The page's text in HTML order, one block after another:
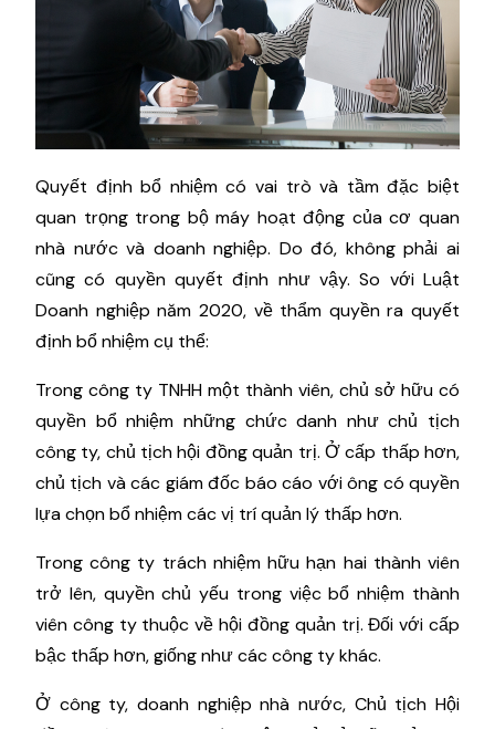
Quyết định bổ nhiệm có vai trò và tầm đặc biệt
quan trọng trong bộ máy hoạt động của cơ quan
nhà nước và doanh nghiệp. Do đó, không phải ai
cũng có quyền quyết định như vậy. So với Luật
Doanh nghiệp năm 2020, về thẩm quyền ra quyết
định bổ nhiệm cụ thể:
Trong công ty TNHH một thành viên, chủ sở hữu có
quyền bổ nhiệm những chức danh như chủ tịch
công ty, chủ tịch hội đồng quản trị. Ở cấp thấp hơn,
chủ tịch và các giám đốc báo cáo với ông có quyền
lựa chọn bổ nhiệm các vị trí quản lý thấp hơn.
Trong công ty trách nhiệm hữu hạn hai thành viên
trở lên, quyền chủ yếu trong việc bổ nhiệm thành
viên công ty thuộc về hội đồng quản trị. Đối với cấp
bậc thấp hơn, giống như các công ty khác.
Ở công ty, doanh nghiệp nhà nước, Chủ tịch Hội